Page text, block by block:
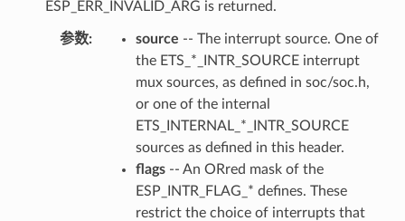
ESP_ERR_INVALID_ARG is returned.
参数 source -- The interrupt source. One of
the ETS_*_INTR_SOURCE interrupt
mux sources, as defined in soc/soc.h,
or one of the internal
ETS_INTERNAL_*_INTR_SOURCE
sources as defined in this header.
flags-- An ORred mask of the
ESP_INTR_FLAG_* defines. These
restrict the choice of interrupts that